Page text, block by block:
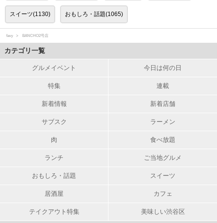
スイーツ(1130) おもしろ・話題(1065)
favy BANCHO2号店
カテゴリ一覧
グルメイベント 今日は何の日
特集 連載
新着情報 新着店舗
サブスク ラーメン
肉 食べ放題
ランチ ご当地グルメ
おもしろ・話題 スイーツ
居酒屋 カフェ
テイクアウト特集 美味しい渋谷区